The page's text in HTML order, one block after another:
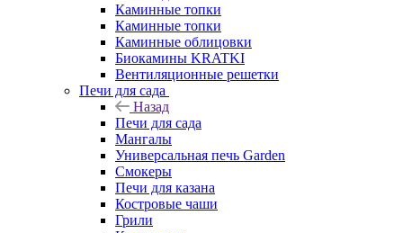
Каминные топки
Каминные топки
Каминные облицовки
Биокамины KRATKI
Вентиляционные решетки
Печи для сада
Назад
Печи для сада
Мангалы
Универсальная печь Garden
Смокеры
Печи для казана
Костровые чаши
Грили